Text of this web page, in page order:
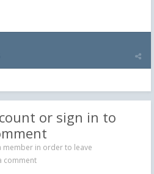
or sign in to
member in order to leave
comment